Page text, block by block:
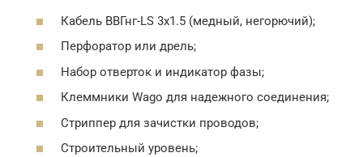
Кабель ВВГнг-LS 3х1.5 (медный, негорючий);
Перфоратор или дрель;
Набор отверток и индикатор фазы;
Клеммники Wago для надежного соединения;
Стриппер для зачистки проводов;
Строительный уровень;